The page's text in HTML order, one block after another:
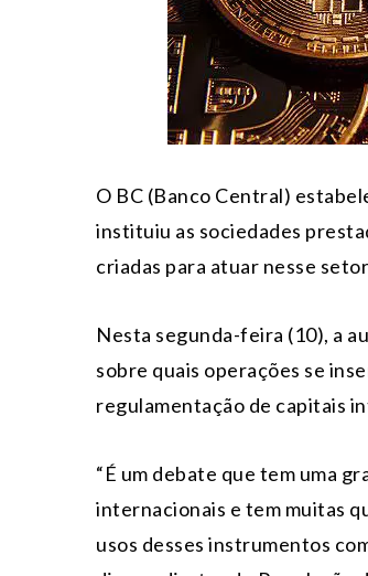
O BC (Banco Central)
instituiu as sociedades
criadas para atuar nesse
Nesta segunda-feira (10), a
sobre quais operações se
regulamentação de capitais
“É um debate que tem uma
internacionais e tem muitas
usos desses instrumentos